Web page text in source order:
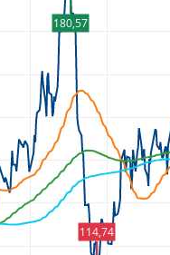
180,57
114,74